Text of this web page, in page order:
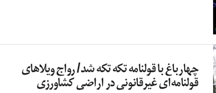
چهارباغ با قولنامه تکه تکه شد/ رواج ویلا‌های
قولنامه‌ای غیرقانونی در اراضی کشاورزی